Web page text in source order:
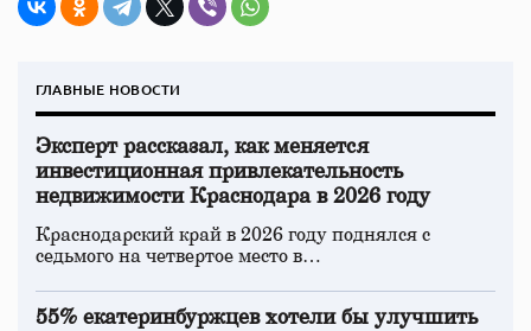
ГЛАВНЫЕ НОВОСТИ
Эксперт рассказал, как меняется
инвестиционная привлекательность
недвижимости Краснодара в 2026 году
Краснодарский край в 2026 году поднялся с
седьмого на четвертое место в…
55% екатеринбуржцев хотели бы улучшить